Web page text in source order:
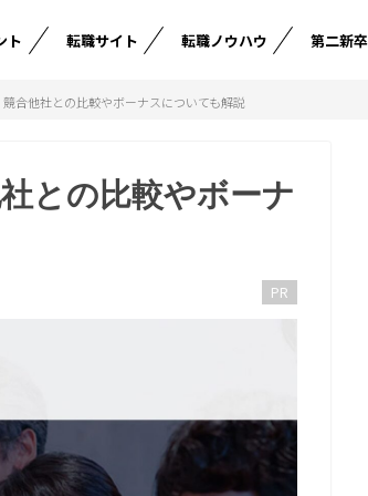
ト 転職サイト 転職ノウハウ 第二新卒
合他社との比較やボーナスについても解説
との比較やボーナ
PR